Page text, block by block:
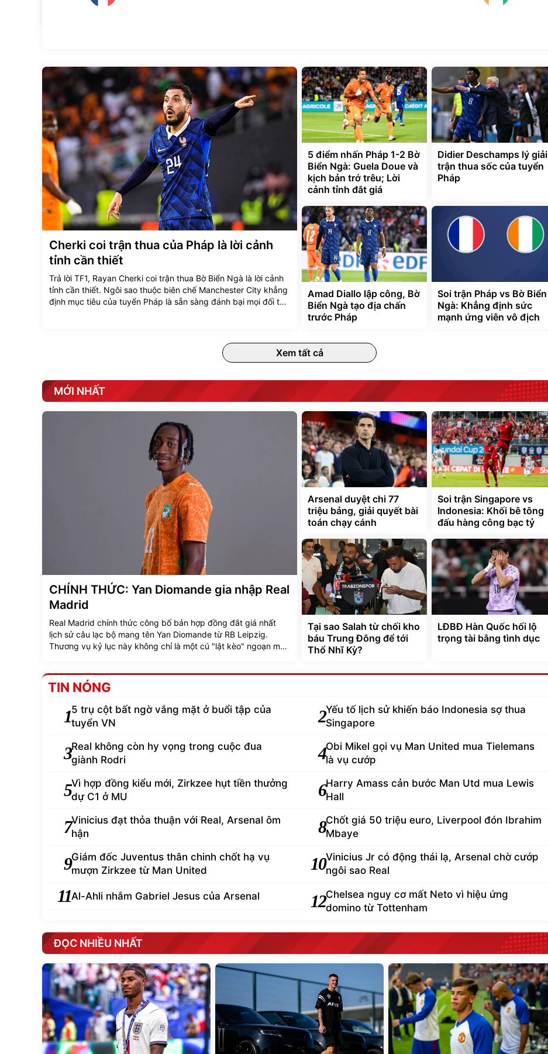
Cherki coi trận thua của Pháp là lời cảnh
tỉnh cần thiết
Trả lời TF1, Rayan Cherki coi trận thua Bờ Biển Ngà là lời cảnh
tỉnh cần thiết. Ngôi sao thuộc biên chế Manchester City khẳng
định mục tiêu của tuyển Pháp là sẵn sàng đánh bại mọi đối thủ
5 điểm nhấn Pháp 1-2 Bờ
Biển Ngà: Guela Doue và
kịch bản trớ trêu; Lời
cảnh tỉnh đắt giá
Didier Deschamps lý giải
trận thua sốc của tuyển
Pháp
Amad Diallo lập công, Bờ
Biển Ngà tạo địa chấn
trước Pháp
Soi trận Pháp vs Bờ Biển
Ngà: Khẳng định sức
mạnh ứng viên vô địch
Xem tất cả
MỚI NHẤT
CHÍNH THỨC: Yan Diomande gia nhập Real
Madrid
Real Madrid chính thức công bố bản hợp đồng đắt giá nhất
lịch sử câu lạc bộ mang tên Yan Diomande từ RB Leipzig.
Thương vụ kỷ lục này không chỉ là một cú "lật kèo" ngoạn mục
Arsenal duyệt chi 77
triệu bảng, giải quyết bài
toán chạy cánh
Soi trận Singapore vs
Indonesia: Khối bê tông
đấu hàng công bạc tỷ
Tại sao Salah từ chối kho
báu Trung Đông để tới
Thổ Nhĩ Kỳ?
LĐBĐ Hàn Quốc hối lộ
trọng tài bằng tình dục
TIN NÓNG
15 trụ cột bất ngờ vắng mặt ở buổi tập của
tuyển VN
2Yếu tố lịch sử khiến báo Indonesia sợ thua
Singapore
3Real không còn hy vọng trong cuộc đua
giành Rodri
4Obi Mikel gọi vụ Man United mua Tielemans
là vụ cướp
5Vì hợp đồng kiểu mới, Zirkzee hụt tiền thưởng
dự C1 ở MU
6Harry Amass cản bước Man Utd mua Lewis
Hall
7Vinicius đạt thỏa thuận với Real, Arsenal ôm
hận
8Chốt giá 50 triệu euro, Liverpool đón Ibrahim
Mbaye
9Giám đốc Juventus thân chinh chốt hạ vụ
mượn Zirkzee từ Man United
10Vinicius Jr có động thái lạ, Arsenal chờ cướp
ngôi sao Real
11Al-Ahli nhắm Gabriel Jesus của Arsenal 12Chelsea nguy cơ mất Neto vì hiệu ứng
domino từ Tottenham
ĐỌC NHIỀU NHẤT